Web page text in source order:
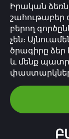
Իրական
շահութաբեր
բերող
չեն։
ծրագիրը ձեր
և մենք